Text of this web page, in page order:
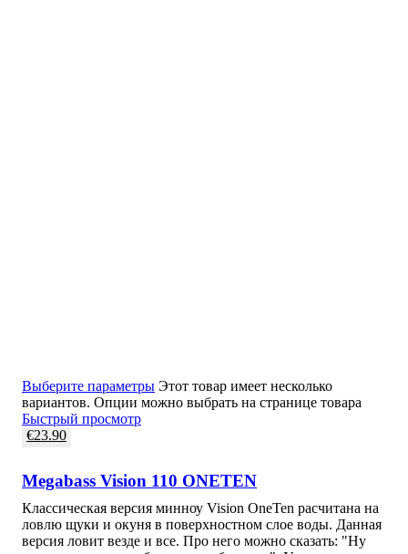
Выберите параметры Этот товар имеет несколько
вариантов. Опции можно выбрать на странице товара
Быстрый просмотр
€23.90
Megabass Vision 110 ONETEN
Классическая версия минноу Vision OneTen расчитана на
ловлю щуки и окуня в поверхностном слое воды. Данная
версия ловит везде и все. Про него можно сказать: "Ну